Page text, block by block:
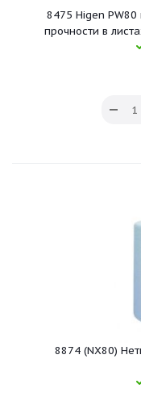
8475 Higen
прочности в
8874 (NX80)